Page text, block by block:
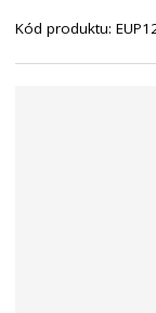
r
Kód produktu: